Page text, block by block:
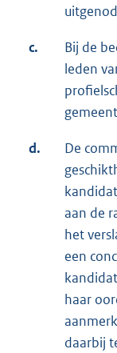
c.
Bij de
leden
d.
De
aan de
het
een
haar
daarbij